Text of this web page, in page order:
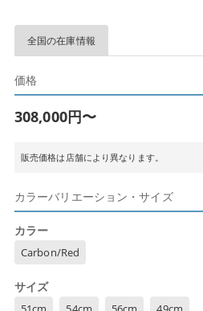
全国の在庫情報
価格
308,000円〜
販売価格は店舗により異なります。
カラーバリエーション・サイズ
カラー
Carbon/Red
サイズ